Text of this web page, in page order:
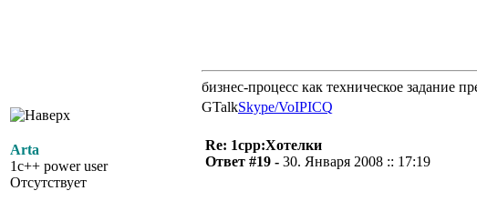
бизнес-процесс как техническое задание
GTalkSkype/VoIPICQ
Arta
1c++ power user
Отсутствует
Re: 1cpp:Хотелки
Ответ #19 - 30. Января 2008 :: 17:19